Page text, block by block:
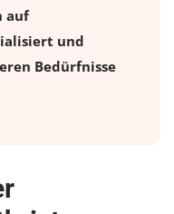
auf
und
Bedürfnisse